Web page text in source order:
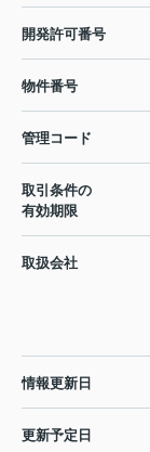
開発許可番号
物件番号
管理コード
取引条件の
有効期限
取扱会社
情報更新日
更新予定日